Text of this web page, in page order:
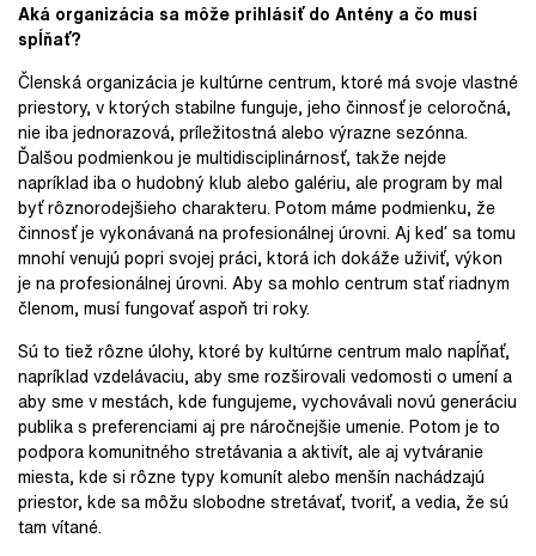
Aká organizácia sa môže prihlásiť do Antény a čo musí
spĺňať?
Členská organizácia je kultúrne centrum, ktoré má svoje vlastné
priestory, v ktorých stabilne funguje, jeho činnosť je celoročná,
nie iba jednorazová, príležitostná alebo výrazne sezónna.
Ďalšou podmienkou je multidisciplinárnosť, takže nejde
napríklad iba o hudobný klub alebo galériu, ale program by mal
byť rôznorodejšieho charakteru. Potom máme podmienku, že
činnosť je vykonávaná na profesionálnej úrovni. Aj keď sa tomu
mnohí venujú popri svojej práci, ktorá ich dokáže uživiť, výkon
je na profesionálnej úrovni. Aby sa mohlo centrum stať riadnym
členom, musí fungovať aspoň tri roky.
Sú to tiež rôzne úlohy, ktoré by kultúrne centrum malo napĺňať,
napríklad vzdelávaciu, aby sme rozširovali vedomosti o umení a
aby sme v mestách, kde fungujeme, vychovávali novú generáciu
publika s preferenciami aj pre náročnejšie umenie. Potom je to
podpora komunitného stretávania a aktivít, ale aj vytváranie
miesta, kde si rôzne typy komunít alebo menšín nachádzajú
priestor, kde sa môžu slobodne stretávať, tvoriť, a vedia, že sú
tam vítané.